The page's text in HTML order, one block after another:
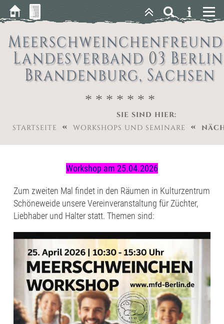
Landesverband 03
Brandenburg, Sachsen
* * * * * * *
SIE SIND HIER:
STARTSEITE
« WORKSHOPS UND SEMINARE «
Workshop am 25.04.2026
Zum zweiten Mal findet in den Räumen in Kulturzentrum
Schöneweide unsere Vereinveranstaltung für Züchter,
Liebhaber und Halter statt. Themen sind: